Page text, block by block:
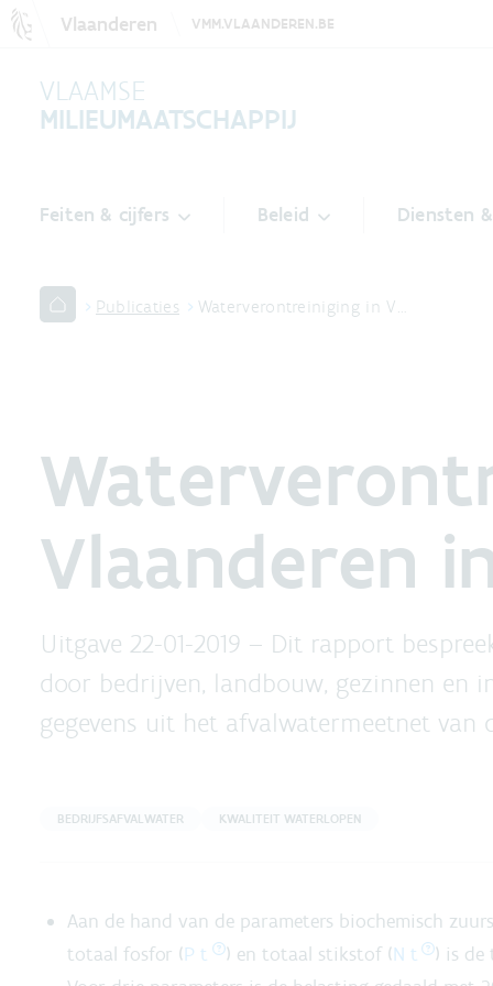
Vlaanderen VMM.VLAANDEREN.BE
VLAAMSE
MILIEUMAATSCHAPPIJ
Feiten & cijfers Beleid Diensten
Publicaties Waterverontreiniging in V…
Vlaanderen
Uitgave 22-01-2019 – Dit rapport
door bedrijven, landbouw, gezinnen en
gegevens uit het afvalwatermeetnet van
BEDRIJFSAFVALWATER KWALITEIT WATERLOPEN
Aan de hand van de parameters biochemisch
totaal fosfor (P t ) en totaal stikstof (N t
) is de